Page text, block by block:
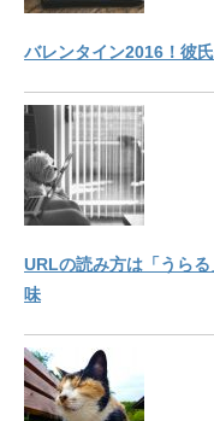
バレンタイン2016！彼
URLの読み方は「うら
味